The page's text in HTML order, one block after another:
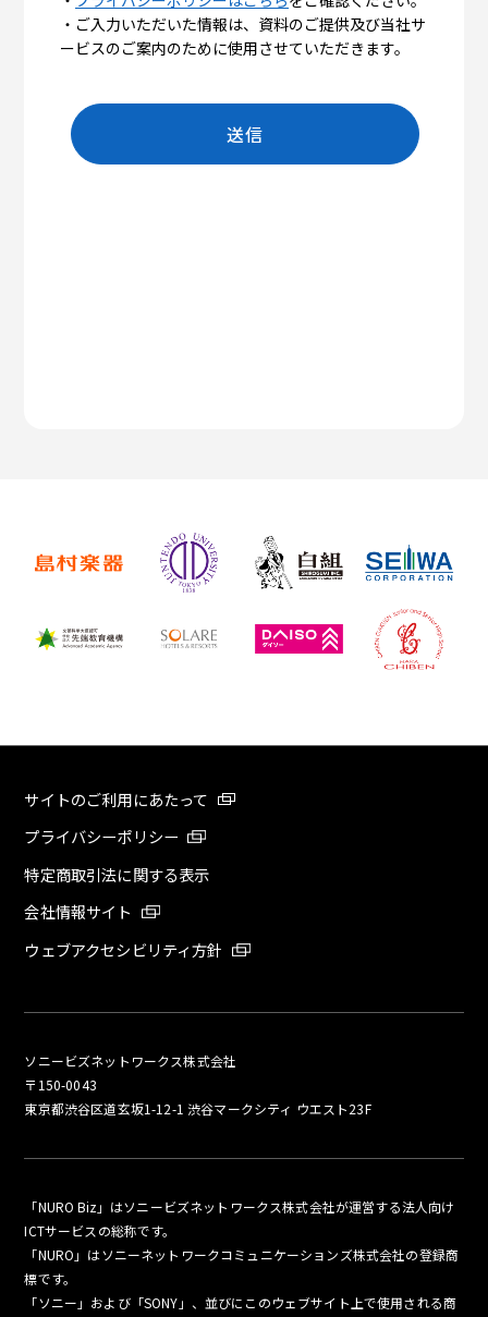
サイトのご利用にあたって
プライバシーポリシー
特定商取引法に関する表示
会社情報サイト
ウェブアクセシビリティ方針
ソニービズネットワークス株式会社
〒150-0043
東京都渋谷区道玄坂1-12-1 渋谷マークシティ ウエスト23F
「NURO Biz」はソニービズネットワークス株式会社が運営する法人向け
ICTサービスの総称です。
「NURO」はソニーネットワークコミュニケーションズ株式会社の登録商
標です。
「ソニー」および「SONY」、並びにこのウェブサイト上で使用される商